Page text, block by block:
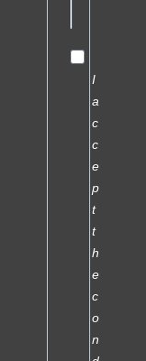
I
a
c
c
e
p
t
t
h
e
c
o
n